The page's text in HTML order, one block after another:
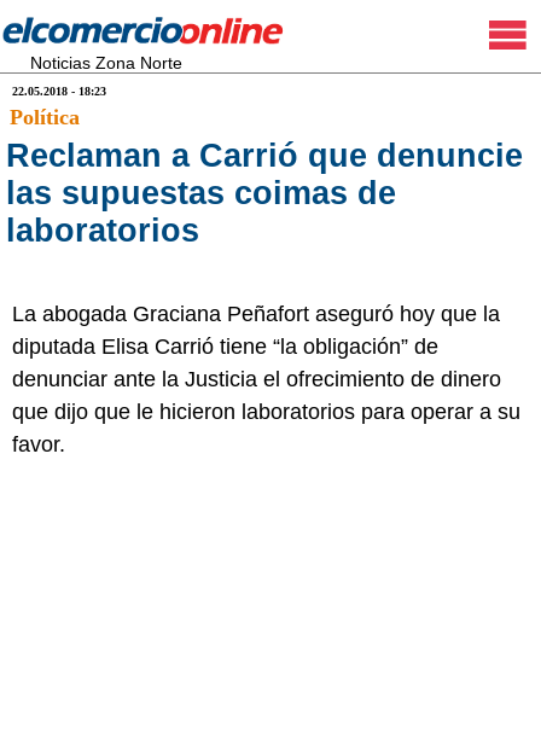
Noticias Zona Norte
22.05.2018 - 18:23
Política
Reclaman a Carrió que denuncie
las supuestas coimas de
laboratorios
La abogada Graciana Peñafort aseguró hoy que la
diputada Elisa Carrió tiene “la obligación” de
denunciar ante la Justicia el ofrecimiento de dinero
que dijo que le hicieron laboratorios para operar a su
favor.